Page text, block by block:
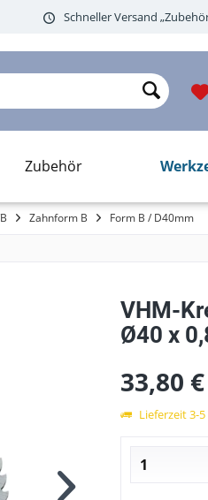
Schneller Versand
Zubehör
Zahnform B Form B / D40mm
VHM-
Ø40 x
33,80
Lieferzeit 3-